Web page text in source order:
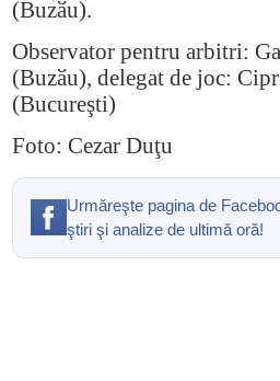
(Buzӑu).
Observator pentru arbitri:
(Buzӑu), delegat de joc:
(Bucureşti)
Foto: Cezar Duţu
Urmăreşte pagina de
ştiri şi analize de ultimă oră!